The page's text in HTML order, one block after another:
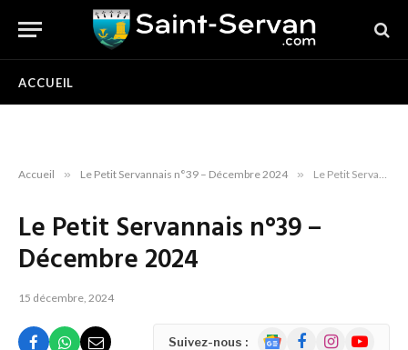
ACCUEIL
Accueil » Le Petit Servannais n°39 – Décembre 2024 » Le Petit Servannais n°39 – Décembre 2024
Le Petit Servannais n°39 –
Décembre 2024
15 décembre, 2024
Suivez-nous :
GoogleFacebookInstagramYouTube